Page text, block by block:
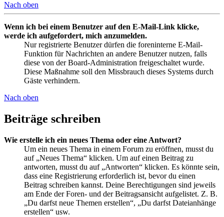
Nach oben
Wenn ich bei einem Benutzer auf den E-Mail-Link klicke,
werde ich aufgefordert, mich anzumelden.
Nur registrierte Benutzer dürfen die foreninterne E-Mail-
Funktion für Nachrichten an andere Benutzer nutzen, falls
diese von der Board-Administration freigeschaltet wurde.
Diese Maßnahme soll den Missbrauch dieses Systems durch
Gäste verhindern.
Nach oben
Beiträge schreiben
Wie erstelle ich ein neues Thema oder eine Antwort?
Um ein neues Thema in einem Forum zu eröffnen, musst du
auf „Neues Thema“ klicken. Um auf einen Beitrag zu
antworten, musst du auf „Antworten“ klicken. Es könnte sein,
dass eine Registrierung erforderlich ist, bevor du einen
Beitrag schreiben kannst. Deine Berechtigungen sind jeweils
am Ende der Foren- und der Beitragsansicht aufgelistet. Z. B.
„Du darfst neue Themen erstellen“, „Du darfst Dateianhänge
erstellen“ usw.